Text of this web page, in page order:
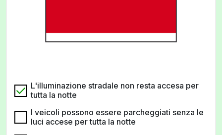
L'illuminazione stradale non resta accesa per
tutta la notte
I veicoli possono essere parcheggiati senza le
luci accese per tutta la notte